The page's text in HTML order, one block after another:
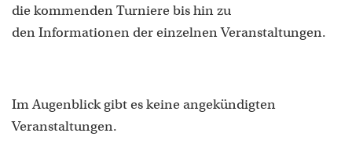
die kommenden Turniere bis hin zu
den Informationen der einzelnen Veranstaltungen.
Im Augenblick gibt es keine angekündigten
Veranstaltungen.